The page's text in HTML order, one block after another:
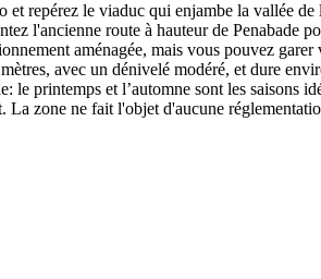
repérez le viaduc qui enjambe la vallée
l'ancienne route à hauteur de Penabade
aménagée, mais vous pouvez
avec un dénivelé modéré, et dure
printemps et l’automne sont les saisons
zone ne fait l'objet d'aucune